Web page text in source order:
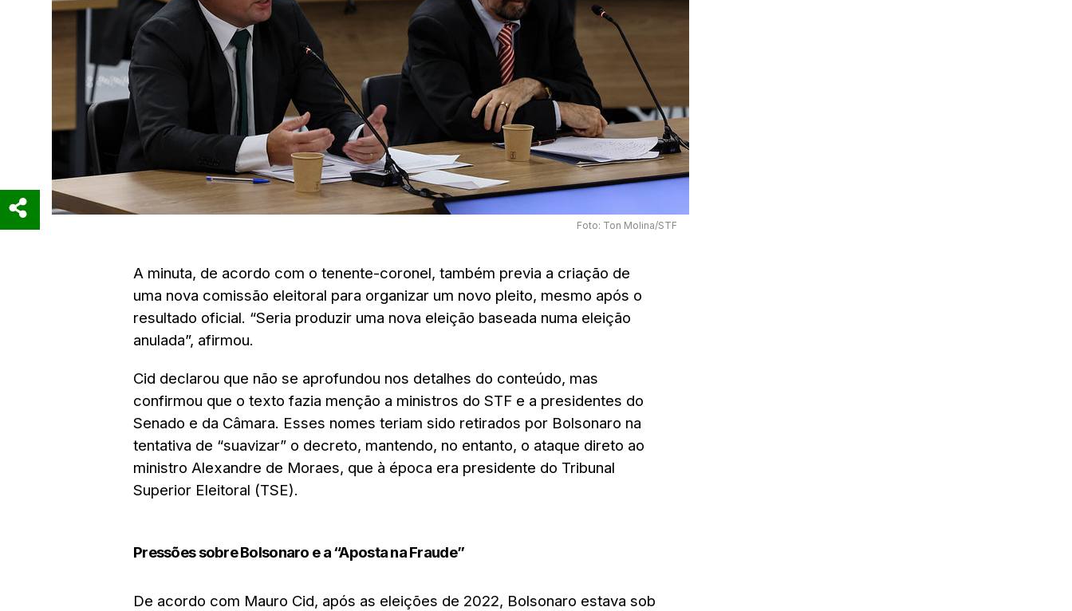
Foto: Ton Molina/STF
A minuta, de acordo com o tenente-coronel, também previa a criação de
uma nova comissão eleitoral para organizar um novo pleito, mesmo após o
resultado oficial. “Seria produzir uma nova eleição baseada numa eleição
anulada”, afirmou.
Cid declarou que não se aprofundou nos detalhes do conteúdo, mas
confirmou que o texto fazia menção a ministros do STF e a presidentes do
Senado e da Câmara. Esses nomes teriam sido retirados por Bolsonaro na
tentativa de “suavizar” o decreto, mantendo, no entanto, o ataque direto ao
ministro Alexandre de Moraes, que à época era presidente do Tribunal
Superior Eleitoral (TSE).
Pressões sobre Bolsonaro e a “Aposta na Fraude”
De acordo com Mauro Cid, após as eleições de 2022, Bolsonaro estava sob